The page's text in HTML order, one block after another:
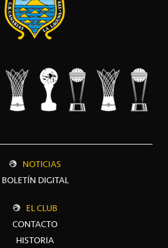
NOTICIAS
BOLETÍN DIGITAL
EL CLUB
CONTACTO
HISTORIA